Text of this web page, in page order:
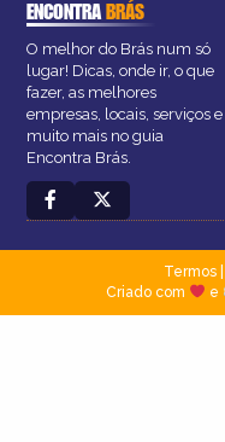
ENCONTRABRÁS
O melhor do Brás num só
lugar! Dicas, onde ir, o que
fazer, as melhores
empresas, locais, serviços e
muito mais no guia
Encontra Brás.
Termos|
Criado com
e